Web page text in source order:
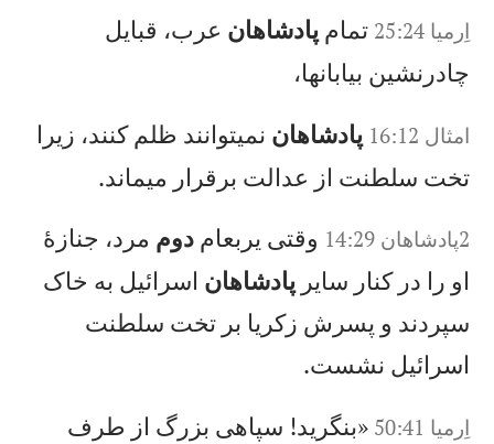
اِرميا 25:24 تمامپادشاهان عرب، قبايل
چادرنشين بيابانها،
امثال 16:12 پادشاهان نمیتوانند ظلم كنند، زيرا
تخت سلطنت از عدالت برقرار میماند.
2پادشاهان 14:29 وقتی يربعامدوم مرد، جنازهٔ
او را در كنار سايرپادشاهان اسرائيل به خاک
سپردند و پسرش زكريا بر تخت سلطنت
اسرائيل نشست.
اِرميا 50:41
«بنگريد! سپاهی بزرگ از طرف